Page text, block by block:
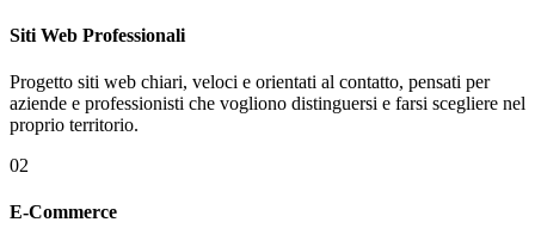
Siti Web Professionali
Progetto siti web chiari, veloci e orientati al contatto, pensati per
aziende e professionisti che vogliono distinguersi e farsi scegliere nel
proprio territorio.
02
E-Commerce